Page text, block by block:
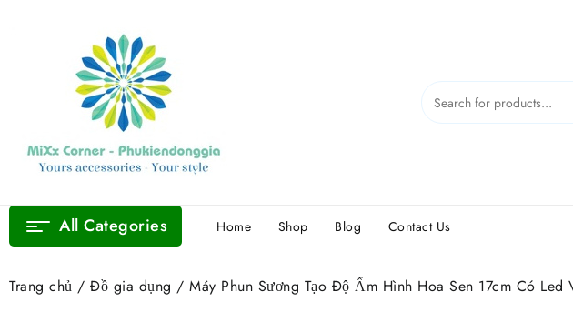
All Categories Home Shop Blog Contact Us
Trang chủ / Đồ gia dụng / Máy Phun Sương Tạo Độ Ẩm Hình Hoa Sen 17cm Có Led